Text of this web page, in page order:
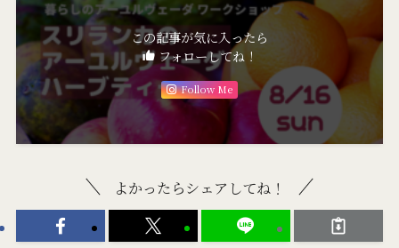
この記事が気に入ったら
フォローしてね！
Follow Me
よかったらシェアしてね！